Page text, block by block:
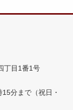
丁目1番1号
15分まで （祝日・